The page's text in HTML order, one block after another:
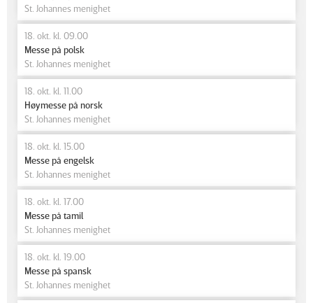
St. Johannes menighet
18. okt. kl. 09.00
Messe på polsk
St. Johannes menighet
18. okt. kl. 11.00
Høymesse på norsk
St. Johannes menighet
18. okt. kl. 15.00
Messe på engelsk
St. Johannes menighet
18. okt. kl. 17.00
Messe på tamil
St. Johannes menighet
18. okt. kl. 19.00
Messe på spansk
St. Johannes menighet